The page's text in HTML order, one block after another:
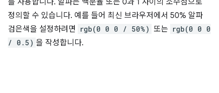
를 사용합니다. 알파는 백분율 또는 0과 1 사이의 소수점으로
정의할 수 있습니다. 예를 들어 최신 브라우저에서 50% 알파
검은색을 설정하려면
rgb(0 0 0 / 50%) 또는 rgb(0 0 0
/ 0.5) 을 작성합니다.